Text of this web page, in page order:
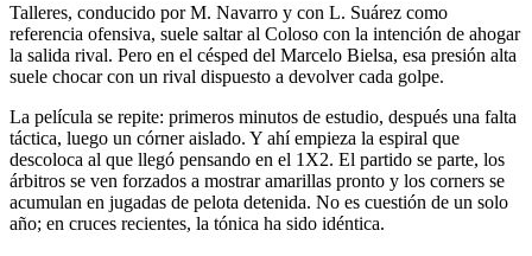
Talleres, conducido por M. Navarro y con L. Suárez como
referencia ofensiva, suele saltar al Coloso con la intención de ahogar
la salida rival. Pero en el césped del Marcelo Bielsa, esa presión alta
suele chocar con un rival dispuesto a devolver cada golpe.
La película se repite: primeros minutos de estudio, después una falta
táctica, luego un córner aislado. Y ahí empieza la espiral que
descoloca al que llegó pensando en el 1X2. El partido se parte, los
árbitros se ven forzados a mostrar amarillas pronto y los corners se
acumulan en jugadas de pelota detenida. No es cuestión de un solo
año; en cruces recientes, la tónica ha sido idéntica.